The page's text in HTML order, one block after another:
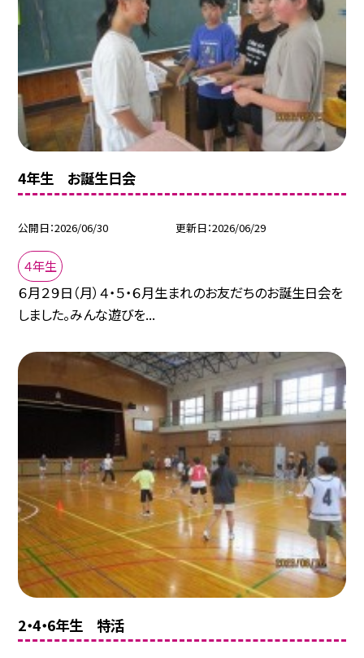
4年生 お誕生日会
公開日 2026/06/30 更新日 2026/06/29
４年生
６月２９日（月）４・５・６月生まれのお友だちのお誕生日会を
しました。みんな遊びを...
2・4・6年生 特活